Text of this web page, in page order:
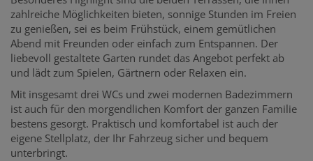
zahlreiche Möglichkeiten bieten, sonnige Stunden im Freien
zu genießen, sei es beim Frühstück, einem gemütlichen
Abend mit Freunden oder einfach zum Entspannen. Der
liebevoll gestaltete Garten rundet das Angebot perfekt ab
und lädt zum Spielen, Gärtnern oder Relaxen ein.
Mit insgesamt drei WCs und zwei modernen Badezimmern
ist auch für den morgendlichen Komfort der ganzen Familie
bestens gesorgt. Praktisch und komfortabel ist auch der
eigene Stellplatz, der Ihr Fahrzeug sicher und bequem
unterbringt.